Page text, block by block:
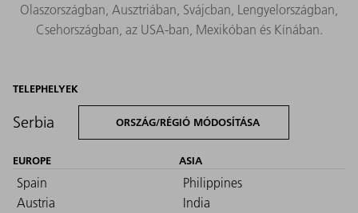
Olaszországban, Ausztriában, Svájcban, Lengyelországban,
Csehországban, az USA‑ban, Mexikóban és Kínában.
TELEPHELYEK
Serbia ORSZÁG/RÉGIÓ MÓDOSÍTÁSA
EUROPE
Spain
Austria
ASIA
Philippines
India